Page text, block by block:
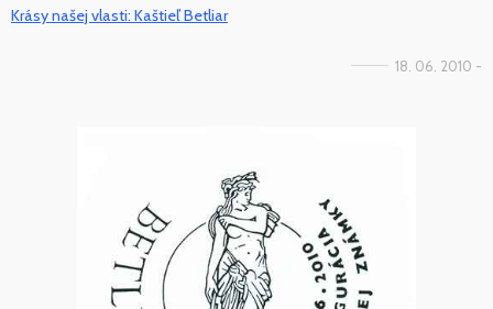
Krásy našej vlasti: Kaštieľ Betliar
18. 06. 2010 -